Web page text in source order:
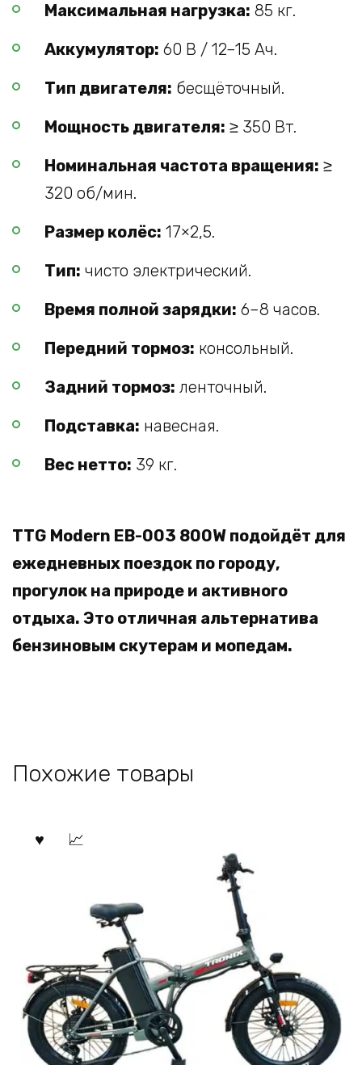
Максимальная нагрузка: 85 кг.
Аккумулятор: 60 В / 12–15 Ач.
Тип двигателя: бесщёточный.
Мощность двигателя: ≥ 350 Вт.
Номинальная частота вращения: ≥
320 об/мин.
Размер колёс: 17×2,5.
Тип: чисто электрический.
Время полной зарядки: 6–8 часов.
Передний тормоз: консольный.
Задний тормоз: ленточный.
Подставка: навесная.
Вес нетто: 39 кг.
TTG Modern EB-003 800W подойдёт для
ежедневных поездок по городу,
прогулок на природе и активного
отдыха. Это отличная альтернатива
бензиновым скутерам и мопедам.
Похожие товары